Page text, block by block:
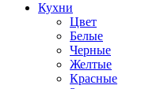
Кухни
Цвет
Белые
Черные
Желтые
Красные